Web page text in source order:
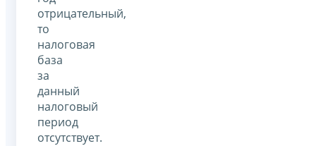
отрицательный,
то
налоговая
база
за
данный
налоговый
период
отсутствует.